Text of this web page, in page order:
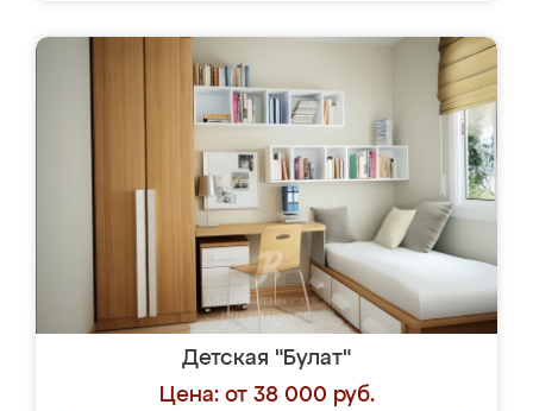
Детская "Булат"
Цена: от 38 000 руб.